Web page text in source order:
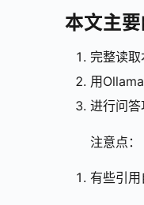
本文主要
完整读
用
进行问答
注意点：
有些引用